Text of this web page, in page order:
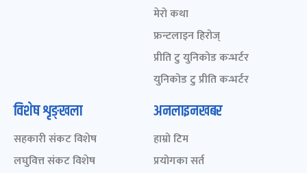
मेरो कथा
फ्रन्टलाइन हिरोज्
प्रीति टु युनिकोड कन्भर्टर
युनिकोड टु प्रीति कन्भर्टर
विशेष शृङ्खला
सहकारी संकट विशेष
लघुवित्त संकट विशेष
अनलाइनखबर
हाम्रो टिम
प्रयोगका सर्त